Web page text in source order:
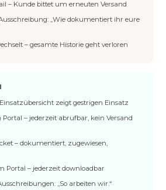
– Kunde bittet um erneuten Versand
„Wie dokumentiert ihr eure
– gesamte Historie geht verloren
zeigt gestrigen Einsatz
– jederzeit abrufbar, kein Versand
– dokumentiert, zugewiesen,
Portal – jederzeit downloadbar
„So arbeiten wir.“